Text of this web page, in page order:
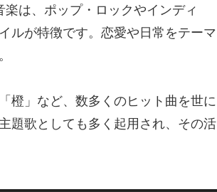
は、ポップ・ロックやインディ
ルが特徴です。恋愛や日常をテーマ
橙」など、数多くのヒット曲を世に
題歌としても多く起用され、その活